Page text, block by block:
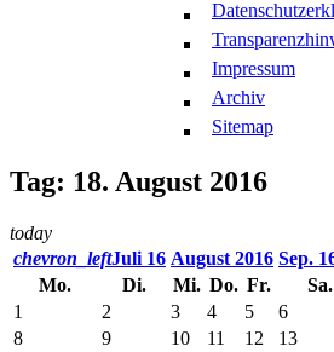
Impressum
Archiv
Sitemap
Tag: 18. August 2016
today
chevron_leftJuli 16 August 2016 Sep.
Mo.
Di. Mi. Do. Fr. Sa.
1
2 3 4 5 6
8
9 10 11 12 13